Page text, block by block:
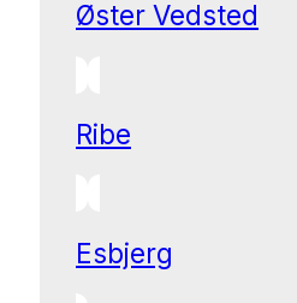
Øster Vedsted
Ribe
Esbjerg